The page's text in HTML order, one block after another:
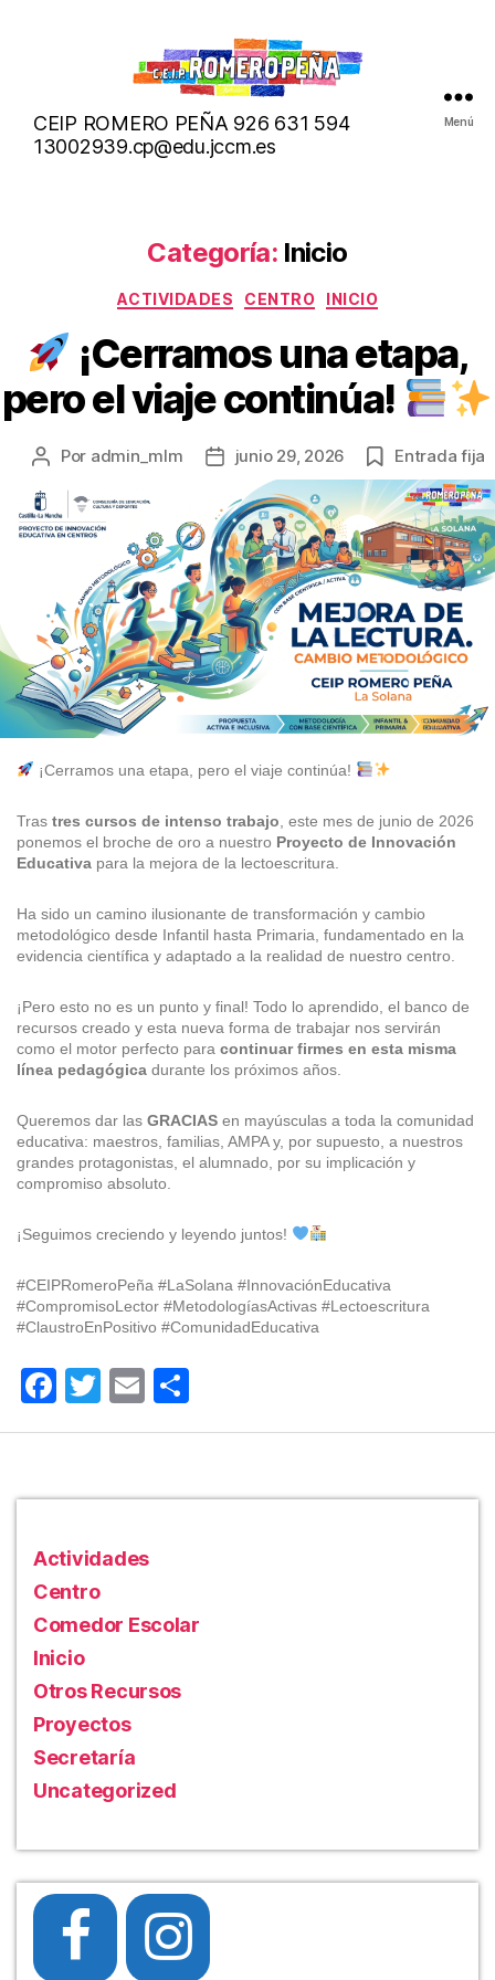
micoleromero.org Menú
CEIP ROMERO PEÑA 926 631 594
13002939.cp@edu.jccm.es
Categoría: Inicio
Categorías
ACTIVIDADES CENTRO INICIO
¡Cerramos una etapa,
pero el viaje continúa!
Autor
la
entrada
Por admin_mlm
Fecha
la
entrada
junio 29, 2026 Entrada fija
¡Cerramos una etapa, pero el viaje continúa!
Tras tres cursos de intenso trabajo , este mes de junio de 2026
ponemos el broche de oro a nuestro Proyecto de Innovación
Educativa para la mejora de la lectoescritura.
Ha sido un camino ilusionante de transformación y cambio
metodológico desde Infantil hasta Primaria, fundamentado en la
evidencia científica y adaptado a la realidad de nuestro centro.
¡Pero esto no es un punto y final! Todo lo aprendido, el banco de
recursos creado y esta nueva forma de trabajar nos servirán
como el motor perfecto para continuar firmes en esta misma
línea pedagógica durante los próximos años.
Queremos dar las GRACIAS en mayúsculas a toda la comunidad
educativa: maestros, familias, AMPA y, por supuesto, a nuestros
grandes protagonistas, el alumnado, por su implicación y
compromiso absoluto.
¡Seguimos creciendo y leyendo juntos!
#CEIPRomeroPeña #LaSolana #InnovaciónEducativa
#CompromisoLector #MetodologíasActivas #Lectoescritura
#ClaustroEnPositivo #ComunidadEducativa
Fa
ce
ok
T
wi
r
E
m o
pa
Actividades
Centro
Comedor Escolar
Inicio
Otros Recursos
Proyectos
Secretaría
Uncategorized